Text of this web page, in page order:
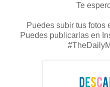
Te
Puedes subir tus fotos
Puedes publicarlas en